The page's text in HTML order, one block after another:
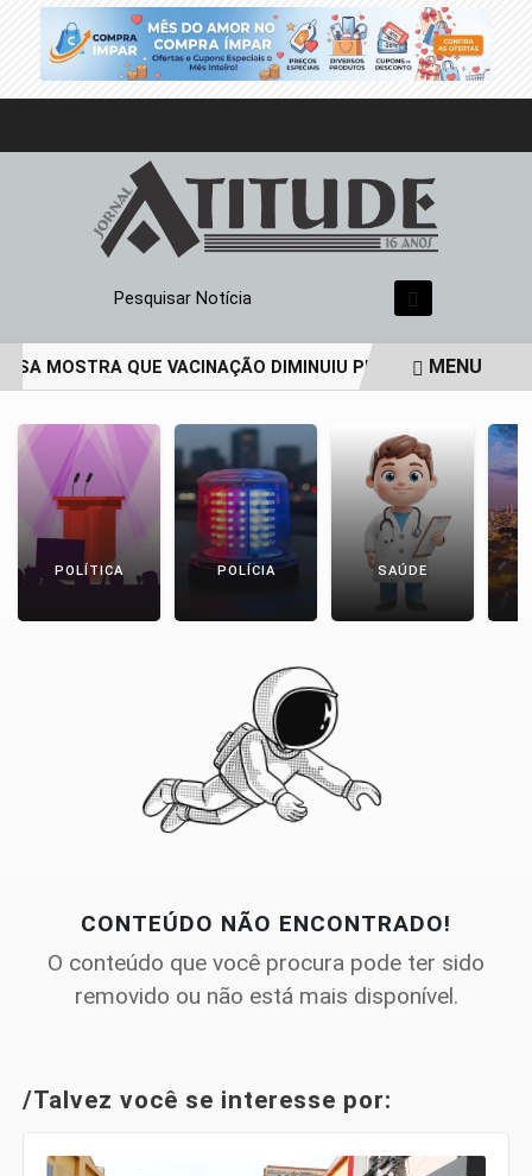
Pesquisar Notícia
MOSTRA QUE VACINAÇÃO DIMINUIU PREVALÊNCIA DE HPV
MENU
POLÍTICA POLÍCIA SAÚDE
CONTEÚDO NÃO ENCONTRADO!
O conteúdo que você procura pode ter sido
removido ou não está mais disponível.
/Talvez você se interesse por: